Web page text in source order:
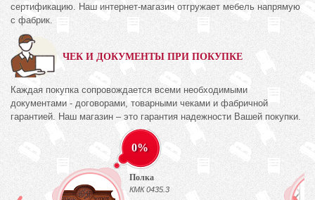
сертификацию. Наш интернет-магазин отгружает мебель напрямую
с фабрик.
ЧЕК И ДОКУМЕНТЫ ПРИ ПОКУПКЕ
Каждая покупка сопровождается всеми необходимыми
документами - договорами, товарными чеками и фабричной
гарантией. Наш магазин – это гарантия надежности Вашей покупки.
0%
Полка
КМК 0435.3